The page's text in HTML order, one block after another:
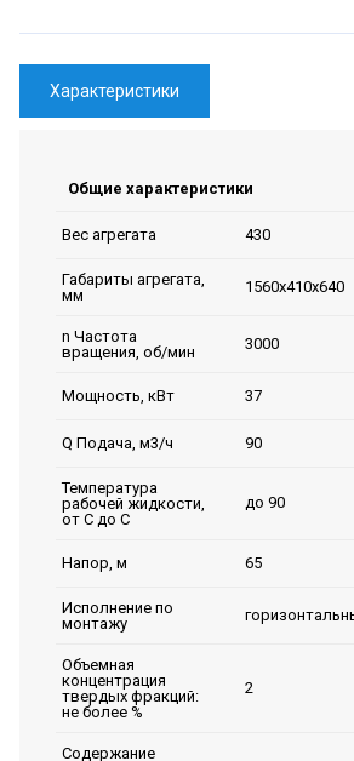
Характеристики
Общие характеристики
Вес агрегата 430
Габариты агрегата,
мм
1560х410х640
n Частота
вращения, об/мин
3000
Мощность, кВт 37
Q Подача, м3/ч 90
Температура
рабочей жидкости,
от С до С
до 90
Напор, м 65
Исполнение по
монтажу
Объемная
концентрация
твердых фракций:
не более %
2
Содержание